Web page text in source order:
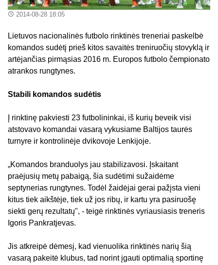
2014-08-28 18:05
Lietuvos nacionalinės futbolo rinktinės treneriai paskelbė
komandos sudėtį prieš kitos savaitės treniruočių stovyklą ir
artėjančias pirmąsias 2016 m. Europos futbolo čempionato
atrankos rungtynes.
Stabili komandos sudėtis
Į rinktinę pakviesti 23 futbolininkai, iš kurių beveik visi
atstovavo komandai vasarą vykusiame Baltijos taurės
turnyre ir kontrolinėje dvikovoje Lenkijoje.
„Komandos branduolys jau stabilizavosi. Įskaitant
praėjusių metų pabaigą, šia sudėtimi sužaidėme
septynerias rungtynes. Todėl žaidėjai gerai pažįsta vieni
kitus tiek aikštėje, tiek už jos ribų, ir kartu yra pasiruošę
siekti gerų rezultatų", - teigė rinktinės vyriausiasis treneris
Igoris Pankratjevas.
Jis atkreipė dėmesį, kad vienuolika rinktinės narių šią
vasarą pakeitė klubus, tad norint įgauti optimalią sportinę